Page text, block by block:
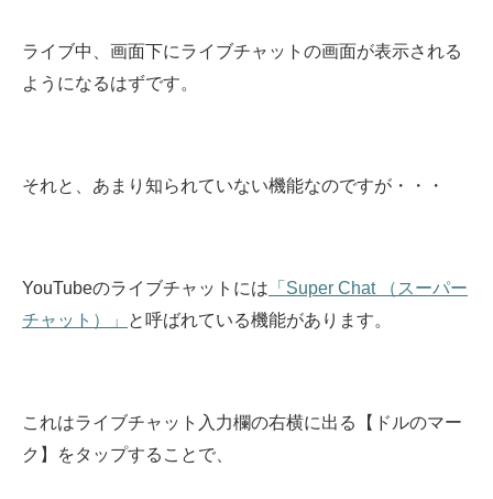
ライブ中、画面下にライブチャットの画面が表示される
ようになるはずです。
それと、あまり知られていない機能なのですが・・・
YouTubeのライブチャットには 「Super Chat （スーパー
チャット）」
と呼ばれている機能があります。
これはライブチャット入力欄の右横に出る【ドルのマー
ク】をタップすることで、